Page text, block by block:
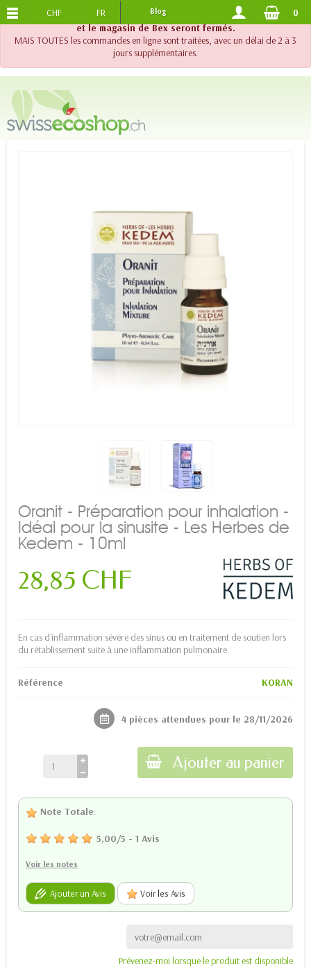
!! Important !! Jusqu'au 20 août 2026, le support téléphonique
et le magasin de Bex seront fermés.
MAIS TOUTES les commandes en ligne sont traitées, avec un délai de 2 à 3
jours supplémentaires.
PORTS OFFERTS DES 120.-
CHF FR Blog 0
Oranit - Préparation pour inhalation -
Idéal pour la sinusite - Les Herbes de
Kedem - 10ml
28,85 CHF
En cas d'inflammation sévère des sinus ou en traitement de soutien lors
du rétablissement suite à une inflammation pulmonaire .
Référence KORAN
4 pièces attendues pour le 28/11/2026
Ajouter au panier
Note Totale:
5,00/5 - 1 Avis
Voir les notes
Ajouter un Avis Voir les Avis
Prévenez-moi lorsque le produit est disponible